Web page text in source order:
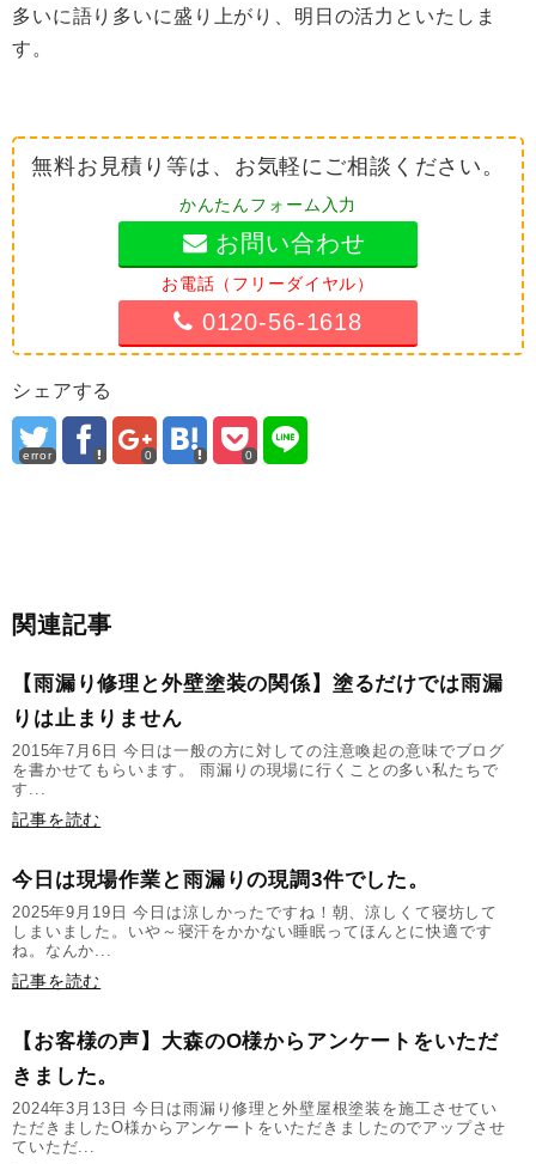
多いに語り多いに盛り上がり、明日の活力といたしま
す。
無料お見積り等は、お気軽にご相談ください。
かんたんフォーム入力
お問い合わせ
お電話（フリーダイヤル）
0120-56-1618
シェアする
error 0 0
関連記事
【雨漏り修理と外壁塗装の関係】塗るだけでは雨漏
りは止まりません
2015年7月6日 今日は一般の方に対しての注意喚起の意味でブログ
を書かせてもらいます。 雨漏りの現場に行くことの多い私たちで
す...
記事を読む
今日は現場作業と雨漏りの現調3件でした。
2025年9月19日 今日は涼しかったですね！朝、涼しくて寝坊して
しまいました。いや～寝汗をかかない睡眠ってほんとに快適です
ね。なんか...
記事を読む
【お客様の声】大森のO様からアンケートをいただ
きました。
2024年3月13日 今日は雨漏り修理と外壁屋根塗装を施工させてい
ただきましたO様からアンケートをいただきましたのでアップさせ
ていただ...